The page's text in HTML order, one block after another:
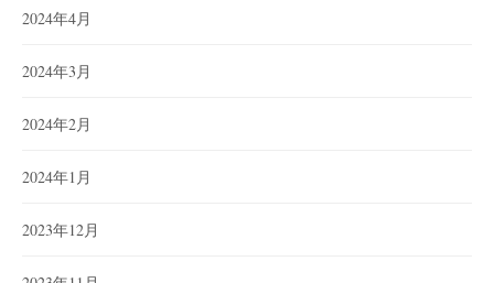
2024年4月
2024年3月
2024年2月
2024年1月
2023年12月